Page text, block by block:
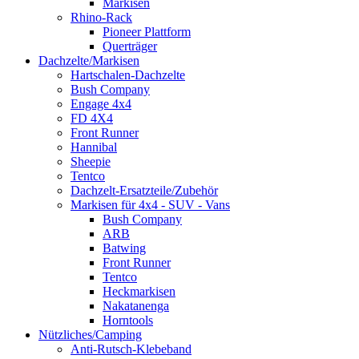
Markisen
Rhino-Rack
Pioneer Plattform
Querträger
Dachzelte/Markisen
Hartschalen-Dachzelte
Bush Company
Engage 4x4
FD 4X4
Front Runner
Hannibal
Sheepie
Tentco
Dachzelt-Ersatzteile/Zubehör
Markisen für 4x4 - SUV - Vans
Bush Company
ARB
Batwing
Front Runner
Tentco
Heckmarkisen
Nakatanenga
Horntools
Nützliches/Camping
Anti-Rutsch-Klebeband